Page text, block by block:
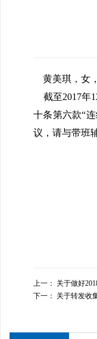
黄美琪，女
截至2017年
十条第六款“
议，请与带班
上一：
关于做好
下一：
关于转发收